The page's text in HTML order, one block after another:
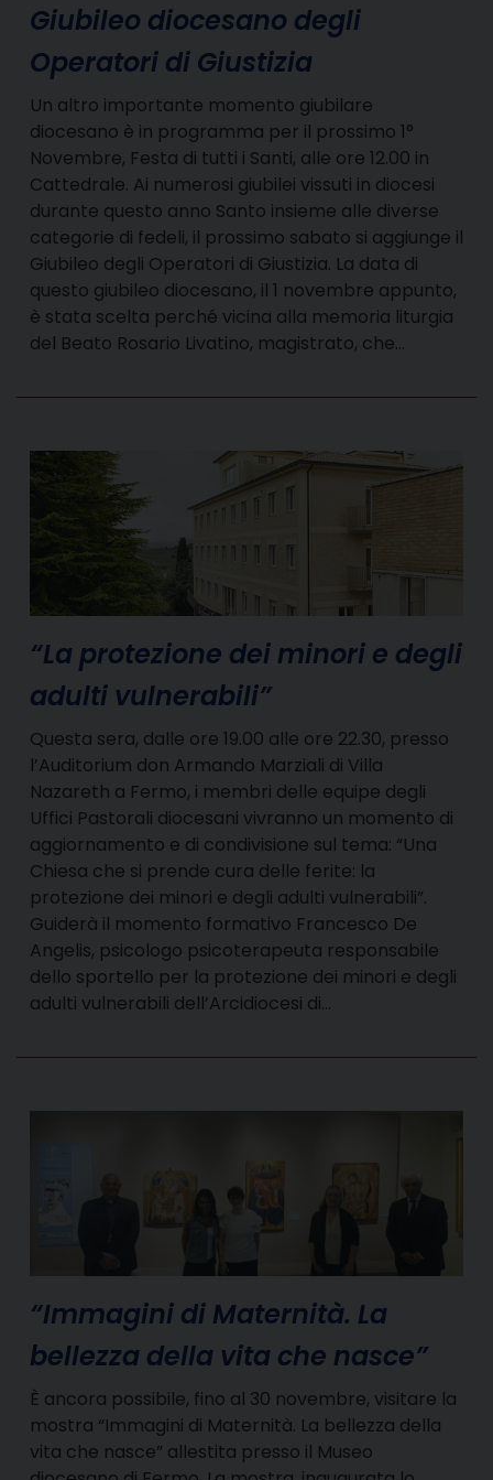
Giubileo diocesano degli
Operatori di Giustizia
Un altro importante momento giubilare
diocesano è in programma per il prossimo 1°
Novembre, Festa di tutti i Santi, alle ore 12.00 in
Cattedrale. Ai numerosi giubilei vissuti in diocesi
durante questo anno Santo insieme alle diverse
categorie di fedeli, il prossimo sabato si aggiunge il
Giubileo degli Operatori di Giustizia. La data di
questo giubileo diocesano, il 1 novembre appunto,
è stata scelta perché vicina alla memoria liturgia
del Beato Rosario Livatino, magistrato, che…
“La protezione dei minori e degli
adulti vulnerabili”
Questa sera, dalle ore 19.00 alle ore 22.30, presso
l’Auditorium don Armando Marziali di Villa
Nazareth a Fermo, i membri delle equipe degli
Uffici Pastorali diocesani vivranno un momento di
aggiornamento e di condivisione sul tema: “Una
Chiesa che si prende cura delle ferite: la
protezione dei minori e degli adulti vulnerabili”.
Guiderà il momento formativo Francesco De
Angelis, psicologo psicoterapeuta responsabile
dello sportello per la protezione dei minori e degli
adulti vulnerabili dell’Arcidiocesi di…
“Immagini di Maternità. La
bellezza della vita che nasce”
È ancora possibile, fino al 30 novembre, visitare la
mostra “Immagini di Maternità. La bellezza della
vita che nasce” allestita presso il Museo